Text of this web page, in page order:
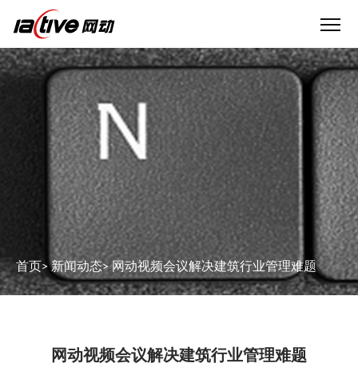
首页 >新闻动态>网动视频会议解决建筑行业管理难题
网动视频会议解决建筑行业管理难题